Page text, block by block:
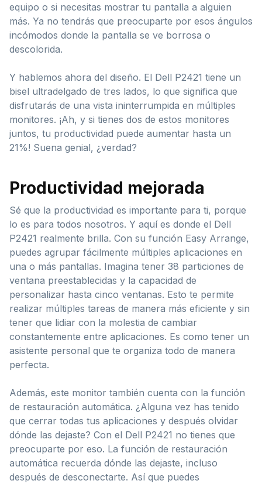
equipo o si necesitas mostrar tu pantalla a alguien
más. Ya no tendrás que preocuparte por esos ángulos
incómodos donde la pantalla se ve borrosa o
descolorida.
Y hablemos ahora del diseño. El Dell P2421 tiene un
bisel ultradelgado de tres lados, lo que significa que
disfrutarás de una vista ininterrumpida en múltiples
monitores. ¡Ah, y si tienes dos de estos monitores
juntos, tu productividad puede aumentar hasta un
21%! Suena genial, ¿verdad?
Productividad mejorada
Sé que la productividad es importante para ti, porque
lo es para todos nosotros. Y aquí es donde el Dell
P2421 realmente brilla. Con su función Easy Arrange,
puedes agrupar fácilmente múltiples aplicaciones en
una o más pantallas. Imagina tener 38 particiones de
ventana preestablecidas y la capacidad de
personalizar hasta cinco ventanas. Esto te permite
realizar múltiples tareas de manera más eficiente y sin
tener que lidiar con la molestia de cambiar
constantemente entre aplicaciones. Es como tener un
asistente personal que te organiza todo de manera
perfecta.
Además, este monitor también cuenta con la función
de restauración automática. ¿Alguna vez has tenido
que cerrar todas tus aplicaciones y después olvidar
dónde las dejaste? Con el Dell P2421 no tienes que
preocuparte por eso. La función de restauración
automática recuerda dónde las dejaste, incluso
después de desconectarte. Así que puedes